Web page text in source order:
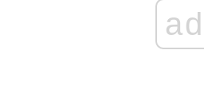
ad